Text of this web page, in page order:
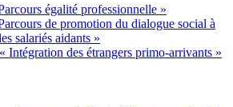
égalité professionnelle »
de promotion du dialogue social à
salariés aidants »
Intégration des étrangers primo-arrivants »